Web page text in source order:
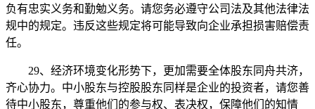
负有忠实义务和勤勉义务。请您务必遵守公司法及其他法律法
规中的规定。违反这些规定将可能导致向企业承担损害赔偿责
任。
29、经济环境变化形势下，更加需要全体股东同舟共济，
齐心协力。中小股东与控股股东同样是企业的投资者，请您善
待中小股东，尊重他们的参与权、表决权，保障他们的知情